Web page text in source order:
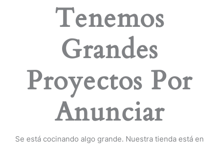
Tenemos
Grandes
Proyectos Por
Anunciar
Se está cocinando algo grande. Nuestra tienda está en